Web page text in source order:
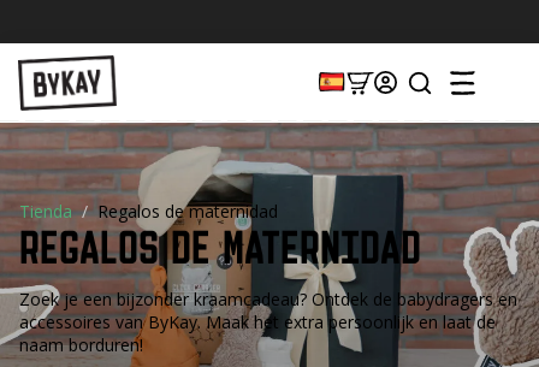
Tienda Regalos de maternidad
REGALOS DE MATERNIDAD
Zoek je een bijzonder kraamcadeau? Ontdek de babydragers en
accessoires van ByKay. Maak het extra persoonlijk en laat de
naam borduren!